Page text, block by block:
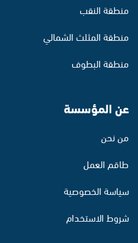
منطقة النقب
منطقة المثلث الشمالي
منطقة البطوف
عن المؤسسة
من نحن
طاقم العمل
سياسة الخصوصية
شروط الاستخدام